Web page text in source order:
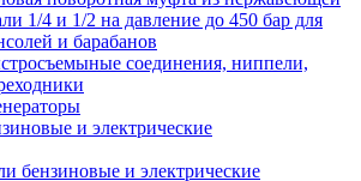
1/4 и 1/2 на давление до 450 бар для
и барабанов
соединения, ниппели,
и электрические
бензиновые и электрические